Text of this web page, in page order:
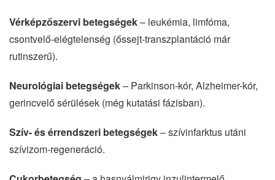
Vérképzőszervi betegségek– leukémia, limfóma,
csontvelő-elégtelenség (őssejt-transzplantáció már
rutinszerű).
Neurológiai betegségek– Parkinson-kór, Alzheimer-kór,
gerincvelő sérülések (még kutatási fázisban).
Szív- és érrendszeri betegségek– szívinfarktus utáni
szívizom-regeneráció.